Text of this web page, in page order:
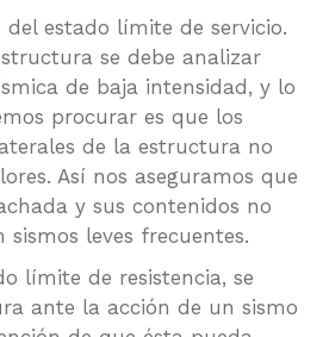
estado límite de servicio.
se debe analizar
de baja intensidad, y lo
procurar es que los
de la estructura no
Así nos aseguramos que
y sus contenidos no
leves frecuentes.
límite de resistencia, se
ante la acción de un sismo